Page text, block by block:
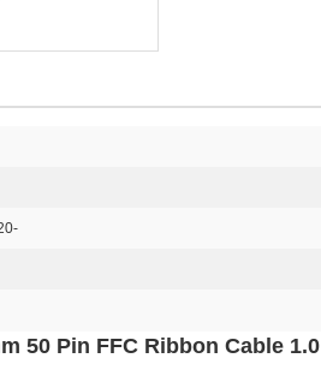
-20℃ تا +85 درجه سانتیگراد
1.0 mm 50 Pin FFC Ribbon Cable نوع مورد استفاده در ماشین های چند رسانه ای